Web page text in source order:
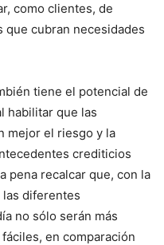
como clientes, de
cubran necesidades
tiene el potencial de
habilitar que las
mejor el riesgo y la
crediticios
pena recalcar que, con la
las diferentes
no sólo serán más
en comparación